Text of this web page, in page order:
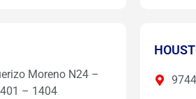
Moreno N24 –
– 1404